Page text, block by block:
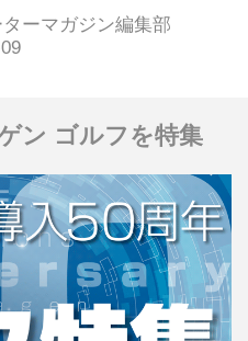
設けたピックアップだ
は「スポーツユーティ
は当初日本に導入され
搭載モデル「スポーツト
試乗記を振り返ってみ
試乗記は、Motor
年8月号より）
ーマガジン編集部
ン ゴルフを特集